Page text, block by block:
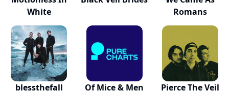
White
Romans
blessthefall Of Mice & Men Pierce The Veil